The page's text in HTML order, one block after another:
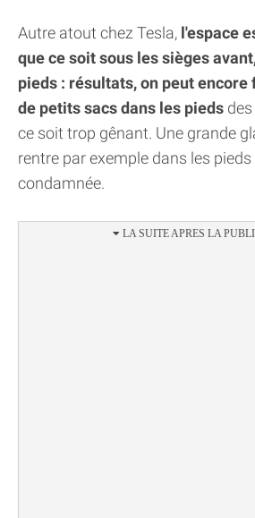
Autre atout chez Tesla, l'espace
que ce soit sous les sièges
pieds : résultats, on peut
de petits sacs dans les pieds
ce soit trop gênant. Une grande
rentre par exemple dans les
condamnée.